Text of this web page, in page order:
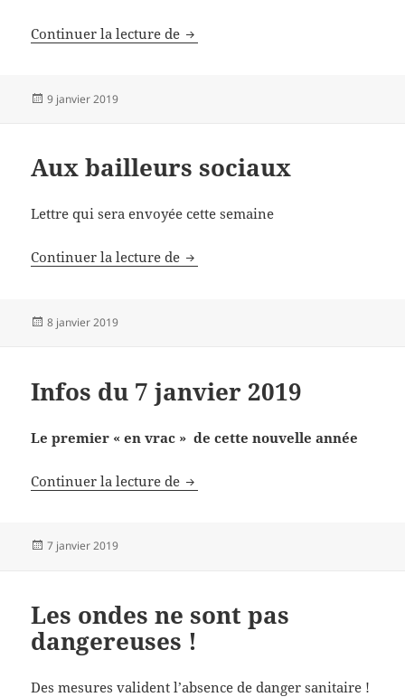
Continuer la lecture de Le CPL est un signal
Publié
9 janvier 2019
Aux bailleurs sociaux
Lettre qui sera envoyée cette semaine
Continuer la lecture de Aux bailleurs sociaux
Publié
8 janvier 2019
Infos du 7 janvier 2019
Le premier « en vrac » de cette nouvelle année
Continuer la lecture de Infos du 7 janvier 2019
Publié
7 janvier 2019
Les ondes ne sont pas
dangereuses !
Des mesures valident l’absence de danger sanitaire !